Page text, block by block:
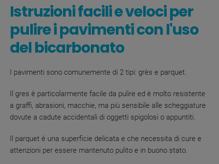
Istruzioni facili e veloci per
pulire i pavimenti con l'uso
del bicarbonato
I pavimenti sono comunemente di 2 tipi: grès e parquet.
Il gres è particolarmente facile da pulire ed è molto resistente
a graffi, abrasioni, macchie, ma più sensibile alle scheggiature
dovute a cadute accidentali di oggetti spigolosi o appuntiti.
Il parquet è una superficie delicata e che necessita di cure e
attenzioni per essere mantenuto pulito e in buono stato.